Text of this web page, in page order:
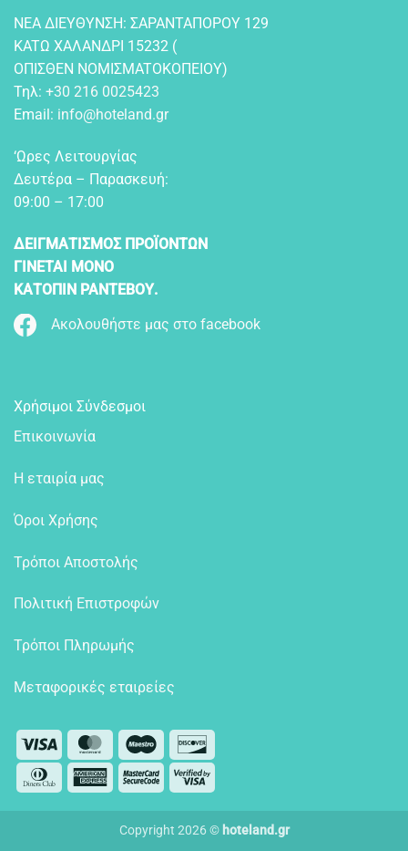
NEA ΔIEYΘYNΣH: ΣAPANTAΠOPOY 129
KATΩ XAΛANΔPI 15232 (
OΠIΣΘEN NOMIΣMATOKOΠEIOY)
Τηλ: +30 216 0025423
Email: info@hoteland.gr
‘Ωρες Λειτουργίας
Δευτέρα – Παρασκευή:
09:00 – 17:00
ΔΕΙΓΜΑΤΙΣΜΟΣ ΠΡΟΪΟΝΤΩΝ
ΓΙΝΕΤΑΙ ΜΟΝΟ
ΚΑΤΟΠΙΝ ΡΑΝΤΕΒΟΥ.
Ακολουθήστε μας στο facebook
Χρήσιμοι Σύνδεσμοι
Επικοινωνία
Η εταιρία μας
Όροι Χρήσης
Τρόποι Αποστολής
Πολιτική Επιστροφών
Τρόποι Πληρωμής
Μεταφορικές εταιρείες
Visa MasterCardMaestro
Dinners
Club
American
Express
MasterCard
2
Visa
2
Copyright 2026 © hoteland.gr